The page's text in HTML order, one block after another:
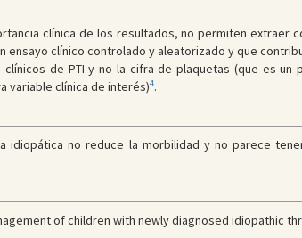
clínica de los resultados, no permiten extraer
clínico controlado y aleatorizado y que
de PTI y no la cifra de plaquetas (que es un
variable clínica de interés)4.
idiopática no reduce la morbilidad y no parece
of children with newly diagnosed idiopathic